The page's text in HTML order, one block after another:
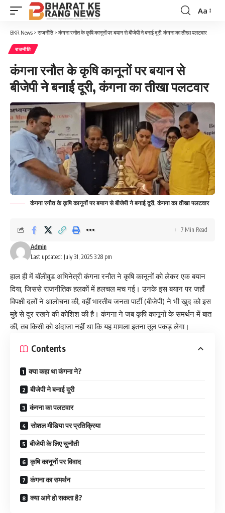
Font
Aa
BKR News > राजनीति> कंगना रनौत के कृषि कानूनों पर बयान से बीजेपी ने बनाई दूरी, कंगना का तीखा पलटवार
राजनीति
कंगना रनौत के कृषि कानूनों पर बयान से
बीजेपी ने बनाई दूरी, कंगना का तीखा पलटवार
कंगना रनौत के कृषि कानूनों पर बयान से बीजेपी ने बनाई दूरी, कंगना का तीखा पलटवार
Last updated: July 31, 2025 3:28 pm
Admin
7 Min Read
हाल ही में बॉलीवुड अभिनेत्री कंगना रनौत ने कृषि कानूनों को लेकर एक बयान
दिया, जिससे राजनीतिक हलकों में हलचल मच गई। उनके इस बयान पर जहाँ
विपक्षी दलों ने आलोचना की, वहीं भारतीय जनता पार्टी (बीजेपी) ने भी खुद को इस
मुद्दे से दूर रखने की कोशिश की है। कंगना ने जब कृषि कानूनों के समर्थन में बात
की, तब किसी को अंदाजा नहीं था कि यह मामला इतना तूल पकड़ लेगा।
Contents
क्या कहा था कंगना ने?
बीजेपी ने बनाई दूरी
कंगना का पलटवार
सोशल मीडिया पर प्रतिक्रिया
बीजेपी के लिए चुनौती
कृषि कानूनों पर विवाद
कंगना का समर्थन
क्या आगे हो सकता है?